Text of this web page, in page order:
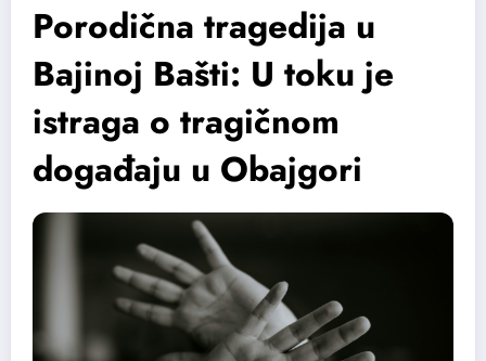
Porodična tragedija u
Bajinoj Bašti: U toku je
istraga o tragičnom
događaju u Obajgori